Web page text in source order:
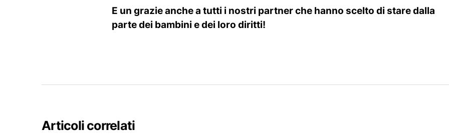
E un grazie anche a tutti i nostri partner che hanno scelto di stare dalla
parte dei bambini e dei loro diritti!
Articoli correlati